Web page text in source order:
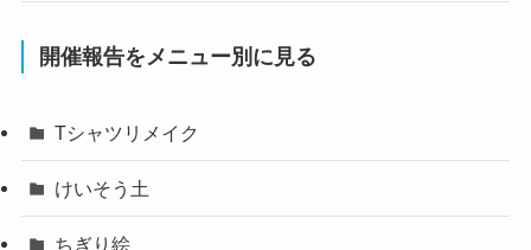
開催報告をメニュー別に見る
Tシャツリメイク
けいそう土
ちぎり絵